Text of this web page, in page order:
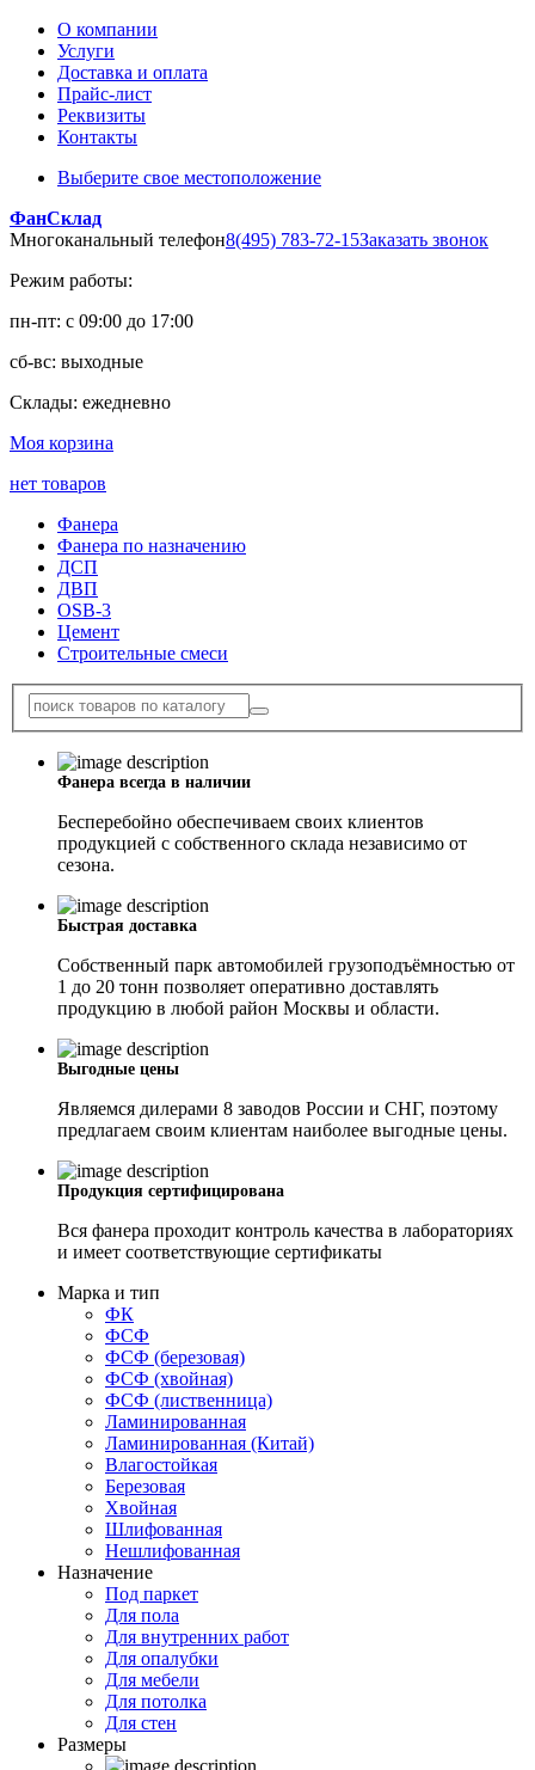
О компании
Услуги
Доставка и оплата
Прайс-лист
Реквизиты
Контакты
Выберите свое местоположение
ФанСклад
Многоканальный телефон8(495) 783-72-15Заказать звонок
Режим работы:
пн-пт: с 09:00 до 17:00
сб-вс: выходные
Склады: ежедневно
Моя корзина
нет товаров
Фанера
Фанера по назначению
ДСП
ДВП
OSB-3
Цемент
Строительные смеси
Фанера всегда в наличии
Бесперебойно обеспечиваем своих клиентов
продукцией с собственного склада независимо от
сезона.
Быстрая доставка
Собственный парк автомобилей грузоподъёмностью от
1 до 20 тонн позволяет оперативно доставлять
продукцию в любой район Москвы и области.
Выгодные цены
Являемся дилерами 8 заводов России и СНГ, поэтому
предлагаем своим клиентам наиболее выгодные цены.
Продукция сертифицирована
Вся фанера проходит контроль качества в лабораториях
и имеет соответствующие сертификаты
Марка и тип
ФК
ФСФ
ФСФ (березовая)
ФСФ (хвойная)
ФСФ (лиственница)
Ламинированная
Ламинированная (Китай)
Влагостойкая
Березовая
Хвойная
Шлифованная
Нешлифованная
Назначение
Под паркет
Для пола
Для внутренних работ
Для опалубки
Для мебели
Для потолка
Для стен
Размеры